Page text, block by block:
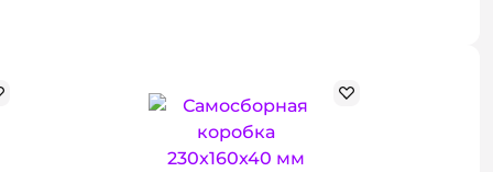
Подробнее
Подробнее